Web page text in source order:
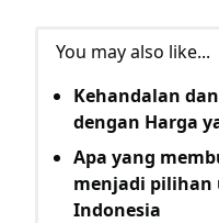
You may also like...
Kehandalan
dengan Harga
Apa yang
menjadi pilihan
Indonesia